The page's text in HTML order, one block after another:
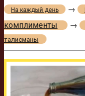
На каждый день →
комплименты
→
талисманы